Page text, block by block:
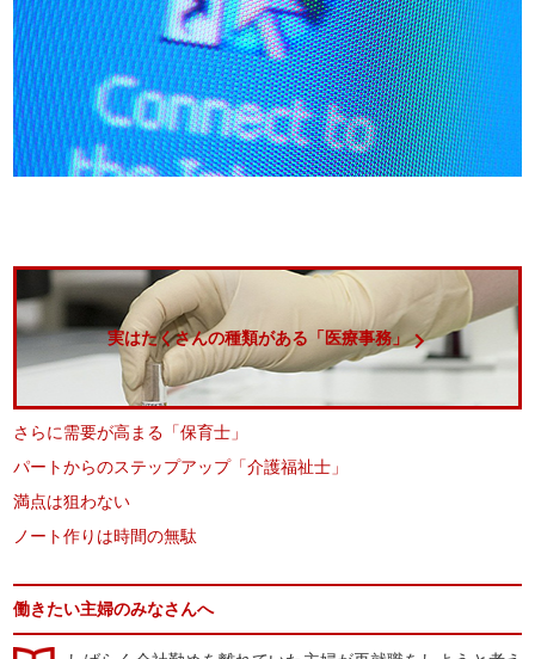
実はたくさんの種類がある「医療事務」
さらに需要が高まる「保育士」
パートからのステップアップ「介護福祉士」
満点は狙わない
ノート作りは時間の無駄
働きたい主婦のみなさんへ